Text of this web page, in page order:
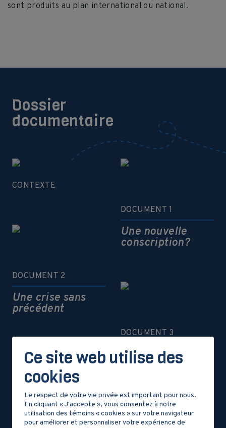
sont produits au plan international ou national.
Dossier
documentaire
CONTEXTE
DOCUMENT 1
Une nouvelle
conscription?
DOCUMENT 2
Une crise sans
précédent
DOCUMENT 3
Enrôlement
obligatoire
DOCUMENT 4
L’expansion vers
Ce site web utilise des
cookies
Le respect de votre vie privée est important pour nous.
En cliquant « J'accepte », vous consentez à notre
utilisation des témoins « cookies » sur votre navigateur
pour améliorer et personnaliser votre expérience de